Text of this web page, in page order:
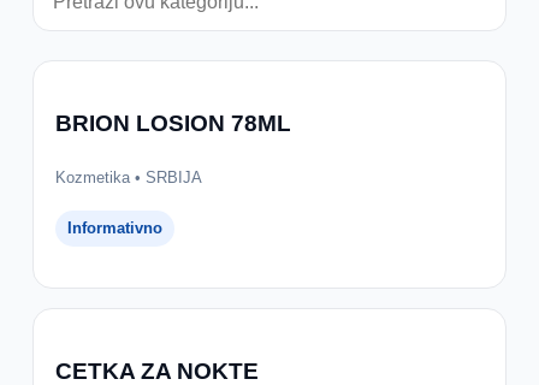
BRION LOSION 78ML
Kozmetika • SRBIJA
Informativno
CETKA ZA NOKTE